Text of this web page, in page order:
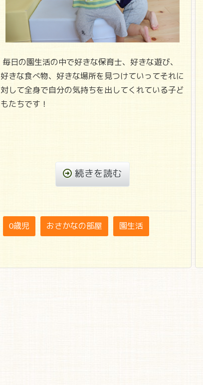
毎日の園生活の中で好きな保育士、好きな遊び、
好きな食べ物、好きな場所を見つけていってそれに
対して全身で自分の気持ちを出してくれている子ど
もたちです！
続きを読む
0歳児 おさかなの部屋 園生活